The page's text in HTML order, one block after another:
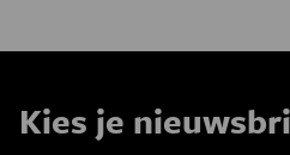
Kies je